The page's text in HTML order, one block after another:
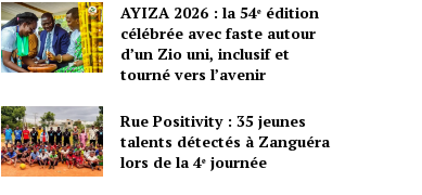
AYIZA 2026 : la 54ᵉ édition
célébrée avec faste autour
d’un Zio uni, inclusif et
tourné vers l’avenir
Rue Positivity : 35 jeunes
talents détectés à Zanguéra
lors de la 4ᵉ journée